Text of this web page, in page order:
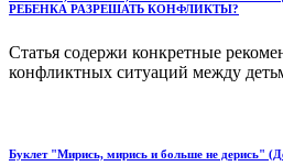
РЕБЕНКА РАЗРЕШАТЬ КОНФЛИКТЫ?
Статья содержи конкретные
конфликтных ситуаций между
Буклет "Мирись, мирись и больше не дерись"